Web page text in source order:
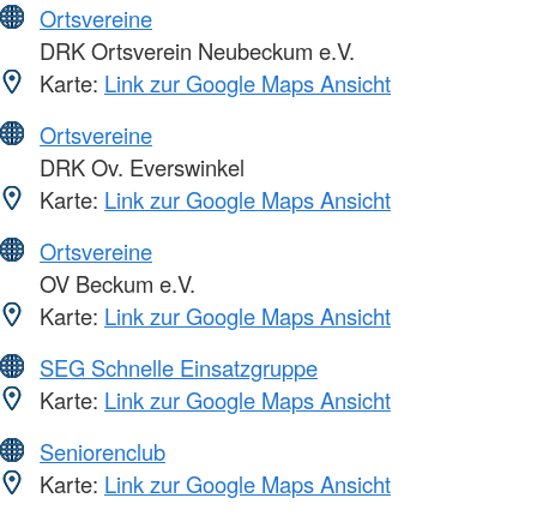
Ortsvereine
DRK Ortsverein Neubeckum e.V.
Karte: Link zur Google Maps Ansicht
Ortsvereine
DRK Ov. Everswinkel
Karte: Link zur Google Maps Ansicht
Ortsvereine
OV Beckum e.V.
Karte: Link zur Google Maps Ansicht
SEG Schnelle Einsatzgruppe
Karte: Link zur Google Maps Ansicht
Seniorenclub
Karte: Link zur Google Maps Ansicht